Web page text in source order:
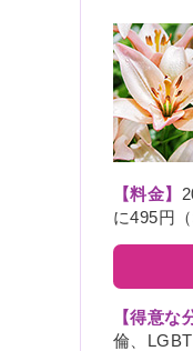
【料金】
に495円（
【得意な
倫、